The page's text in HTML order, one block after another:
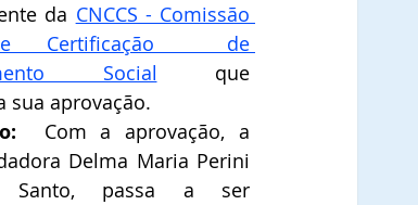
da CNCCS - Comissão
Certificação  de
Social
que
sua aprovação.
Com a aprovação, a
Delma Maria Perini
Santo, passa a ser